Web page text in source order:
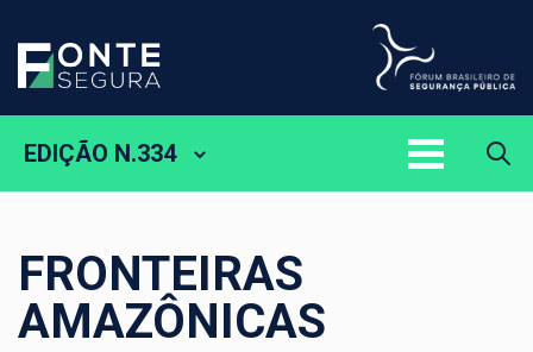
EDIÇÃO N.334
FRONTEIRAS
AMAZÔNICAS